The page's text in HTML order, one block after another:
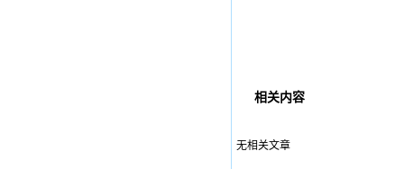
相关内容
无相关文章